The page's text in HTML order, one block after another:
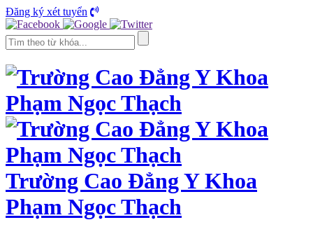
Đăng ký xét tuyển
Trường Cao Đẳng Y Khoa
Phạm Ngọc Thạch